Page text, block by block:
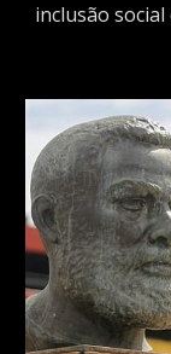
inclusão